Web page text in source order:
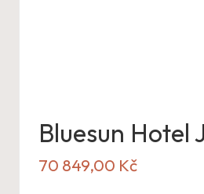
Bluesun Hotel
70 849,00 Kč